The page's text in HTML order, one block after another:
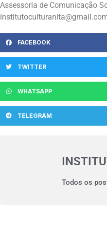
Assessoria de Comunicação
FACEBOOK
TWITTER
WHATSAPP
TELEGRAM
Todos os